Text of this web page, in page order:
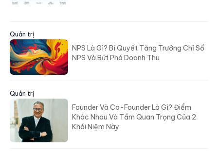
Quản trị
NPS Là Gì? Bí Quyết Tăng Trưởng Chỉ Số
NPS Và Bứt Phá Doanh Thu
Quản trị
Founder Và Co-Founder Là Gì? Điểm
Khác Nhau Và Tầm Quan Trọng Của 2
Khái Niệm Này